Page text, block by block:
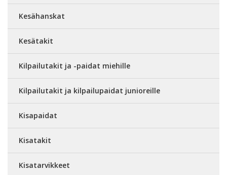
Kesähanskat
Kesätakit
Kilpailutakit ja -paidat miehille
Kilpailutakit ja kilpailupaidat junioreille
Kisapaidat
Kisatakit
Kisatarvikkeet